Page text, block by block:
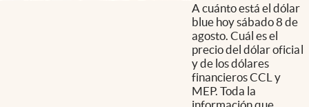
A cuánto está el dólar
blue hoy sábado 8 de
agosto. Cuál es el
precio del dólar oficial
y de los dólares
financieros CCL y
MEP. Toda la